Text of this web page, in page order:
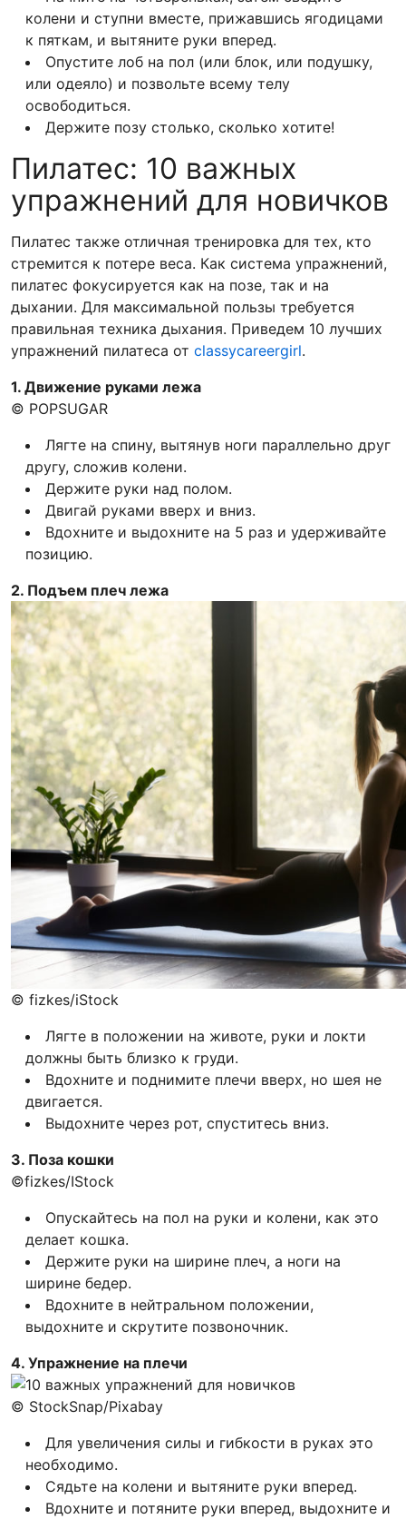
колени и ступни вместе, прижавшись ягодицами
к пяткам, и вытяните руки вперед.
Опустите лоб на пол (или блок, или подушку,
или одеяло) и позвольте всему телу
освободиться.
Держите позу столько, сколько хотите!
Пилатес: 10 важных
упражнений для новичков
Пилатес также отличная тренировка для тех, кто
стремится к потере веса. Как система упражнений,
пилатес фокусируется как на позе, так и на
дыхании. Для максимальной пользы требуется
правильная техника дыхания. Приведем 10 лучших
упражнений пилатеса от classycareergirl.
1. Движение руками лежа
© POPSUGAR
Лягте на спину, вытянув ноги параллельно друг
другу, сложив колени.
Держите руки над полом.
Двигай руками вверх и вниз.
Вдохните и выдохните на 5 раз и удерживайте
позицию.
2. Подъем плеч лежа
© fizkes/iStock
Лягте в положении на животе, руки и локти
должны быть близко к груди.
Вдохните и поднимите плечи вверх, но шея не
двигается.
Выдохните через рот, спуститесь вниз.
3. Поза кошки
©fizkes/IStock
Опускайтесь на пол на руки и колени, как это
делает кошка.
Держите руки на ширине плеч, а ноги на
ширине бедер.
Вдохните в нейтральном положении,
выдохните и скрутите позвоночник.
4. Упражнение на плечи
© StockSnap/Pixabay
Для увеличения силы и гибкости в руках это
необходимо.
Сядьте на колени и вытяните руки вперед.
Вдохните и потяните руки вперед, выдохните и